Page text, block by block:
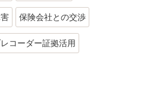
保険会社との交渉
レコーダー証拠活用